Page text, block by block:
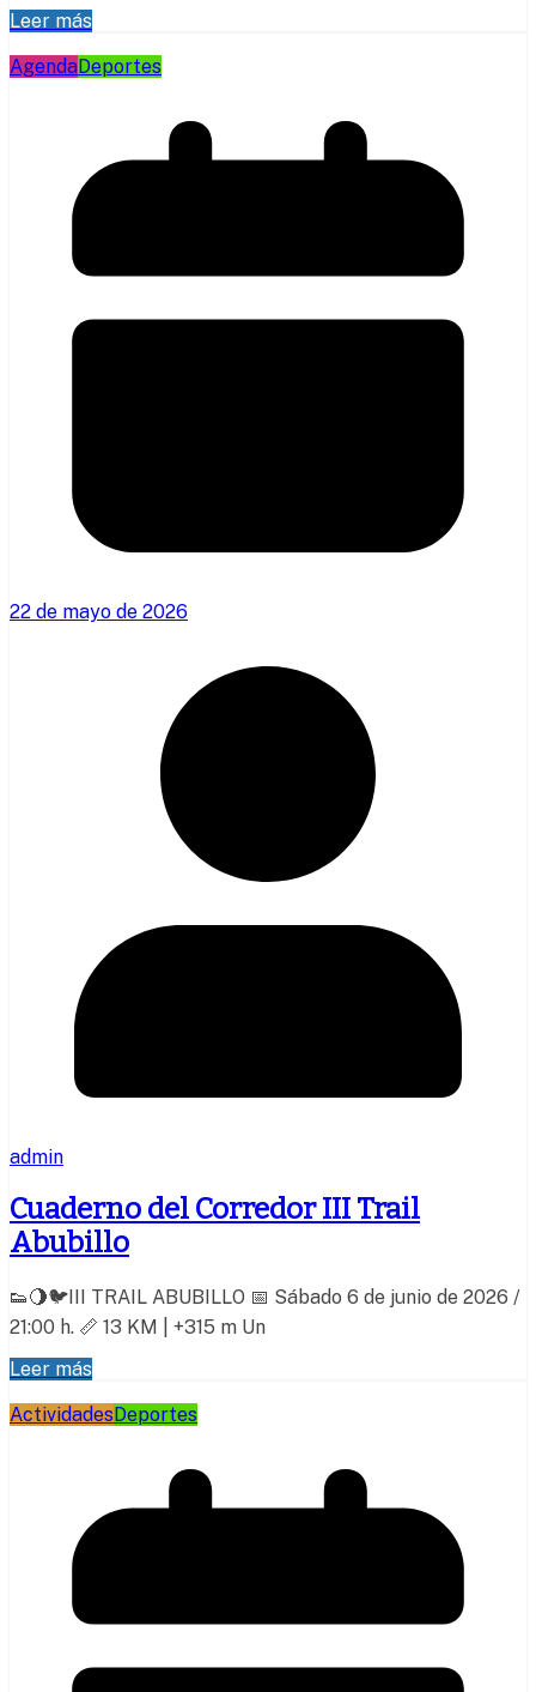
Leer más
AgendaDeportes
22 de mayo de 2026
admin
Cuaderno del Corredor III Trail
Abubillo
👟🌖🐦III TRAIL ABUBILLO 📅 Sábado 6 de junio de 2026 /
21:00 h. 📏 13 KM | +315 m Un
Leer más
ActividadesDeportes